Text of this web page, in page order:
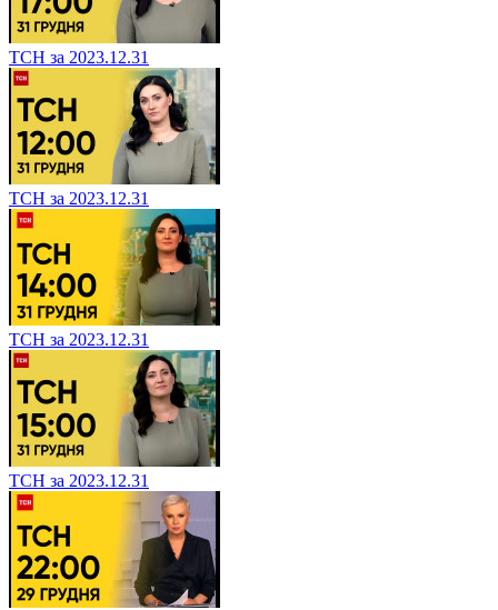
ТСН за 2023.12.31
ТСН за 2023.12.31
ТСН за 2023.12.31
ТСН за 2023.12.31